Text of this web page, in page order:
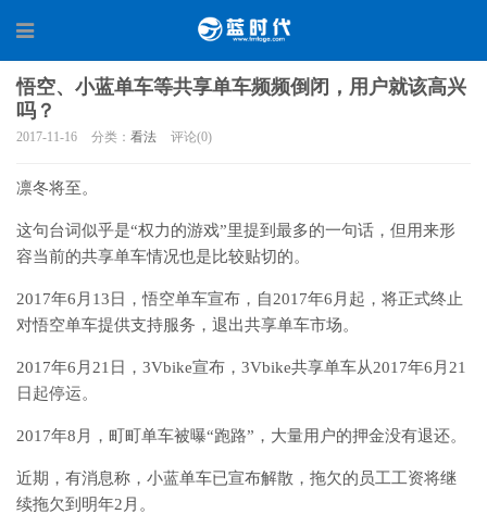
悟空、小蓝单车等共享单车频频倒闭，用户就该高兴
吗？
2017-11-16 分类： 看法 评论(0)
凛冬将至。
这句台词似乎是“权力的游戏”里提到最多的一句话，但用来形
容当前的共享单车情况也是比较贴切的。
2017年6月13日，悟空单车宣布，自2017年6月起，将正式终止
对悟空单车提供支持服务，退出共享单车市场。
2017年6月21日，3Vbike宣布，3Vbike共享单车从2017年6月21
日起停运。
2017年8月，町町单车被曝“跑路”，大量用户的押金没有退还。
近期，有消息称，小蓝单车已宣布解散，拖欠的员工工资将继
续拖欠到明年2月。